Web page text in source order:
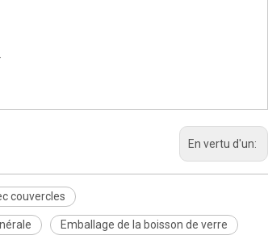
En vertu d'un:
couvercles
Emballage de la boisson de verre